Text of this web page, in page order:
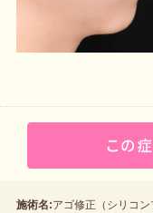
施術名:アゴ修正（シリコン